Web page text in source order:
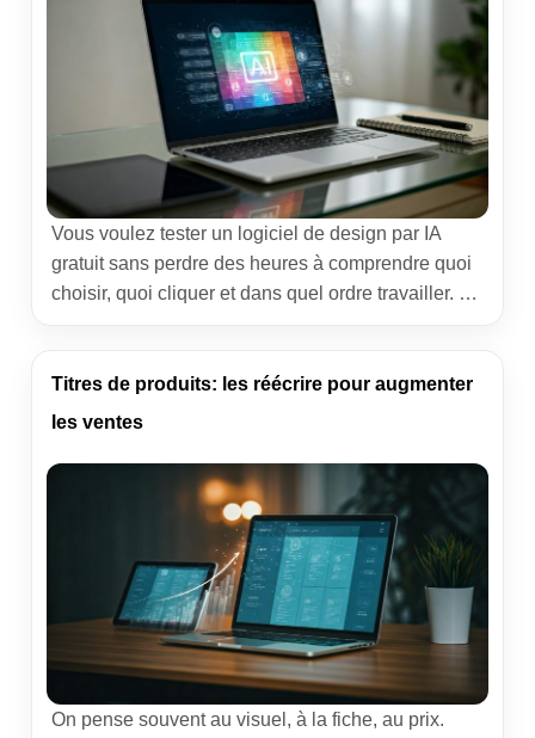
Vous voulez tester un logiciel de design par IA
gratuit sans perdre des heures à comprendre quoi
choisir, quoi cliquer et dans quel ordre travailler. Je
les pièges que j’ai croisés, et des astuces
concrètes pour obtenir des visuels propres,
Titres de produits: les réécrire pour augmenter
les ventes
On pense souvent au visuel, à la fiche, au prix.